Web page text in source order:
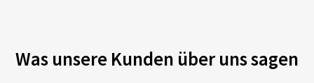
Was unsere Kunden über uns sagen